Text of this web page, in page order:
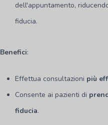
dell'appuntamento,
fiducia.
Benefici:
Effettua consultazioni più
Consente ai pazienti di
fiducia.